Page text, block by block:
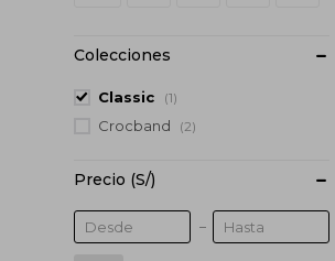
Precio (S/)
Colecciones
Classic (1)
Crocband (2)